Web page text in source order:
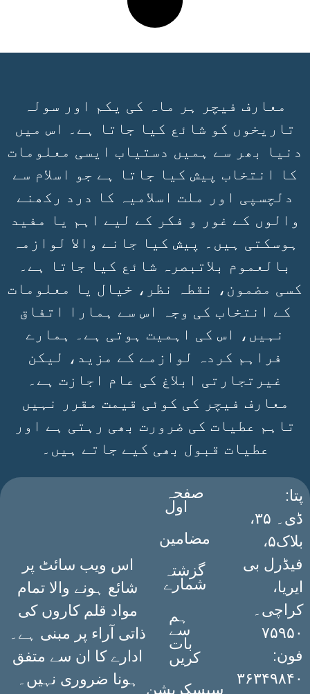
معارف فیچر ہر ماہ کی یکم اور سولہ
تاریخوں کو شائع کیا جاتا ہے۔ اس میں
دنیا بھر سے ہمیں دستیاب ایسی معلومات
کا انتخاب پیش کیا جاتا ہے جو اسلام سے
دلچسپی اور ملت اسلامیہ کا درد رکھنے
والوں کے غور و فکر کے لیے اہم یا مفید
ہوسکتی ہیں۔ پیش کیا جانے والا لوازمہ
بالعموم بلاتبصرہ شائع کیا جاتا ہے۔
کسی مضمون، نقطہ نظر، خیال یا معلومات
کے انتخاب کی وجہ اس سے ہمارا اتفاق
نہیں، اس کی اہمیت ہوتی ہے۔ ہمارے
فراہم کردہ لوازمے کے مزید، لیکن
غیرتجارتی ابلاغ کی عام اجازت ہے۔
معارف فیچر کی کوئی قیمت مقرر نہیں
تاہم عطیات کی ضرورت بھی رہتی ہے اور
عطیات قبول بھی کیے جاتے ہیں۔
:پتا
ڈی۔ ۳۵،
بلاک۵،
فیڈرل بی
ایریا،
کراچی۔
۷۵۹۵۰
فون:
صفحہ
اول
مضامین
گزشتہ
شمارے
ہم
سے
بات
کریں
سبسکرپشن
اس ویب سائٹ پر
شائع ہونے والا تمام
مواد قلم کاروں کی
ذاتی آراء پر مبنی ہے۔
ادارے کا ان سے متفق
ہونا ضروری نہیں۔